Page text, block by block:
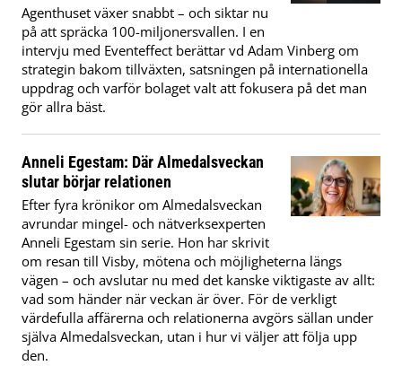
Agenthuset växer snabbt – och siktar nu
på att spräcka 100-miljonersvallen. I en
intervju med Eventeffect berättar vd Adam Vinberg om
strategin bakom tillväxten, satsningen på internationella
uppdrag och varför bolaget valt att fokusera på det man
gör allra bäst.
Anneli Egestam: Där Almedalsveckan
slutar börjar relationen
Efter fyra krönikor om Almedalsveckan
avrundar mingel- och nätverksexperten
Anneli Egestam sin serie. Hon har skrivit
om resan till Visby, mötena och möjligheterna längs
vägen – och avslutar nu med det kanske viktigaste av allt:
vad som händer när veckan är över. För de verkligt
värdefulla affärerna och relationerna avgörs sällan under
själva Almedalsveckan, utan i hur vi väljer att följa upp
den.